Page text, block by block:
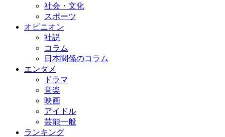
社会・文化
スポーツ
オピニオン
社説
コラム
日本関係のコラム
エンタメ
ドラマ
音楽
映画
アイドル
芸能一般
ランキング